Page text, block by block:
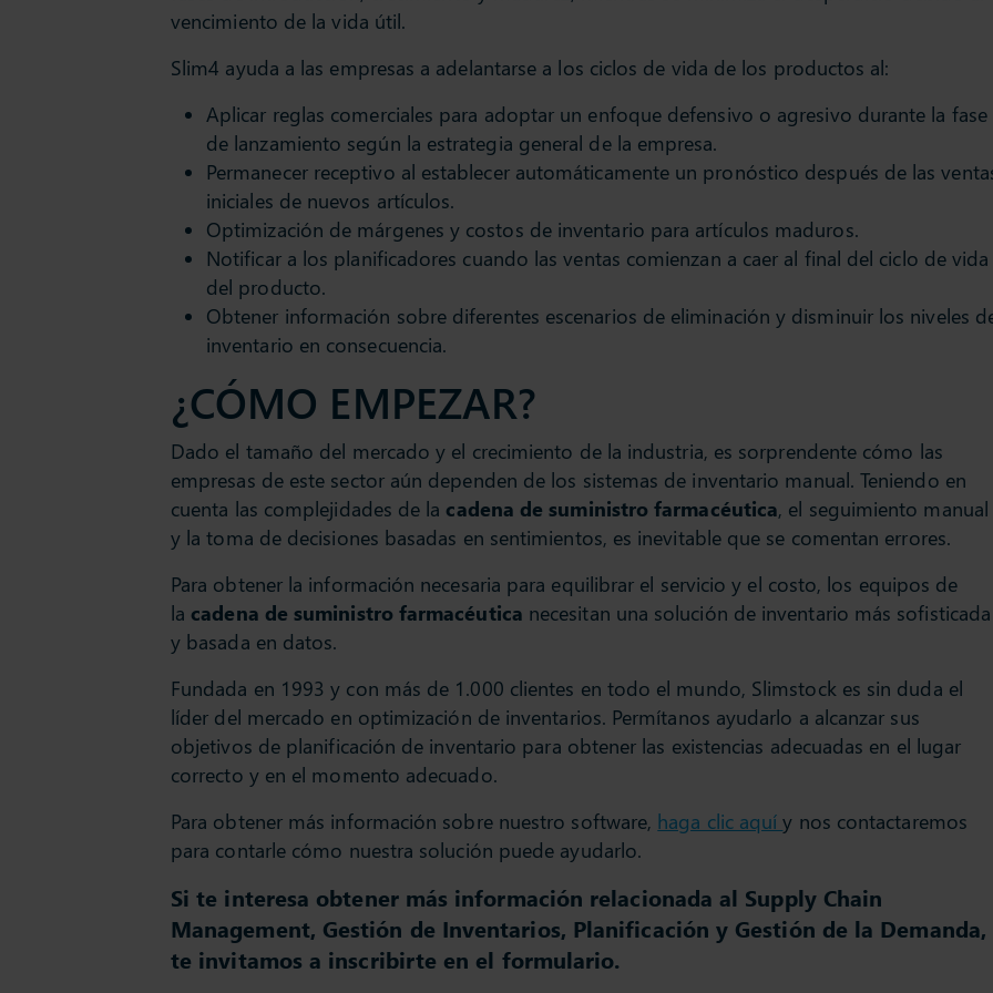
vencimiento de la vida útil.
Slim4 ayuda a las empresas a adelantarse a los ciclos de vida de los productos al:
Aplicar reglas comerciales para adoptar un enfoque defensivo o agresivo durante la fase
de lanzamiento según la estrategia general de la empresa.
Permanecer receptivo al establecer automáticamente un pronóstico después de las
iniciales de nuevos artículos.
Optimización de márgenes y costos de inventario para artículos maduros.
Notificar a los planificadores cuando las ventas comienzan a caer al final del ciclo de vida
del producto.
Obtener información sobre diferentes escenarios de eliminación y disminuir los niveles
inventario en consecuencia.
¿CÓMO EMPEZAR?
Dado el tamaño del mercado y el crecimiento de la industria, es sorprendente cómo las
empresas de este sector aún dependen de los sistemas de inventario manual. Teniendo en
cuenta las complejidades de la cadena de suministro farmacéutica, el seguimiento manual
y la toma de decisiones basadas en sentimientos, es inevitable que se comentan errores.
Para obtener la información necesaria para equilibrar el servicio y el costo, los equipos de
la cadena de suministro farmacéutica necesitan una solución de inventario más sofisticada
y basada en datos.
Fundada en 1993 y con más de 1.000 clientes en todo el mundo, Slimstock es sin duda el
líder del mercado en optimización de inventarios. Permítanos ayudarlo a alcanzar sus
objetivos de planificación de inventario para obtener las existencias adecuadas en el lugar
correcto y en el momento adecuado.
Para obtener más información sobre nuestro software, haga clic aquíy nos contactaremos
para contarle cómo nuestra solución puede ayudarlo.
Si te interesa obtener más información relacionada al Supply Chain
Management, Gestión de Inventarios, Planificación y Gestión de la Demanda,
te invitamos a inscribirte en el formulario.